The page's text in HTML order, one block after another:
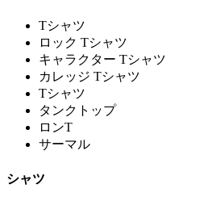
Tシャツ
ロック Tシャツ
キャラクター Tシャツ
カレッジ Tシャツ
Tシャツ
タンクトップ
ロンT
サーマル
シャツ